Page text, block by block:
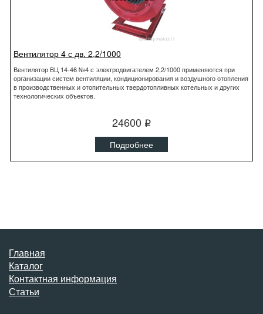
Вентилятор 4 с дв. 2,2/1000
Вентилятор ВЦ 14-46 №4 с электродвигателем 2,2/1000 применяются при
организации систем вентиляции, кондиционирования и воздушного отопления
в производственных и отопительных твердотопливных котельных и других
технологических объектов.
24600 q
Подробнее
Главная
Каталог
Контактная информация
Статьи